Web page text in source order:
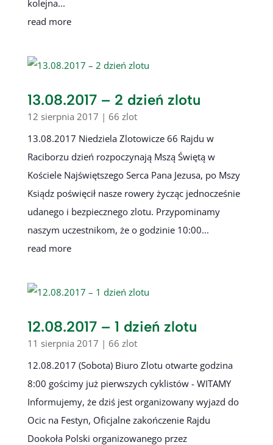
kolejna...
read more
13.08.2017 – 2 dzień zlotu
12 sierpnia 2017 | 66 zlot
13.08.2017 Niedziela Zlotowicze 66 Rajdu w
Raciborzu dzień rozpoczynają Mszą Świętą w
Kościele Najświętszego Serca Pana Jezusa, po Mszy
Ksiądz poświęcił nasze rowery życząc jednocześnie
udanego i bezpiecznego zlotu. Przypominamy
naszym uczestnikom, że o godzinie 10:00...
read more
12.08.2017 – 1 dzień zlotu
11 sierpnia 2017 | 66 zlot
12.08.2017 (Sobota) Biuro Zlotu otwarte godzina
8:00 gościmy już pierwszych cyklistów - WITAMY
Informujemy, że dziś jest organizowany wyjazd do
Ocic na Festyn, Oficjalne zakończenie Rajdu
Dookoła Polski organizowanego przez